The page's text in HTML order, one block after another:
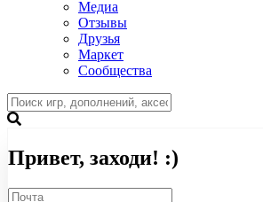
Медиа
Отзывы
Друзья
Маркет
Сообщества
Привет, заходи! :)